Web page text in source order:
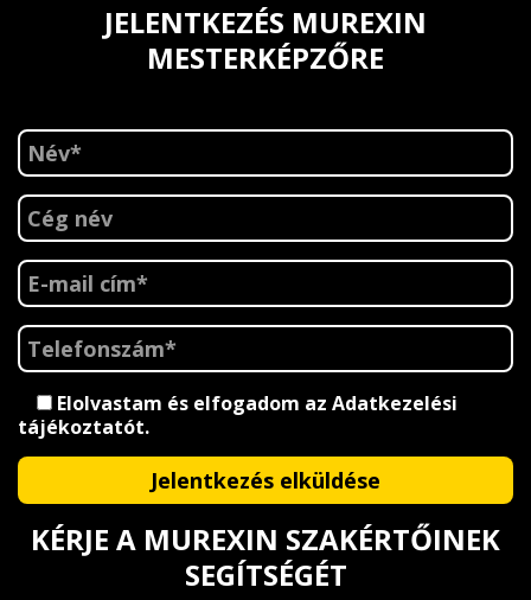
JELENTKEZÉS MUREXIN
MESTERKÉPZŐRE
Elolvastam és elfogadom az Adatkezelési
tájékoztatót.
KÉRJE A MUREXIN SZAKÉRTŐINEK
SEGÍTSÉGÉT